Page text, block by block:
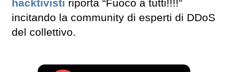
hacktivisti riporta “Fuoco a tutti!!!!”
incitando la community di esperti di DDoS
del collettivo.